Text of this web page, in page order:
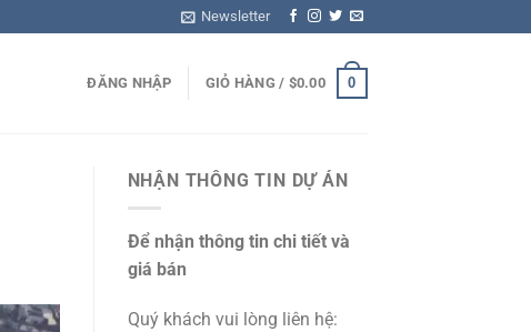
Newsletter
ĐĂNG NHẬP GIỎ HÀNG / $0.00 0
NHẬN THÔNG TIN DỰ ÁN
Để nhận thông tin chi tiết và
giá bán
Quý khách vui lòng liên hệ: